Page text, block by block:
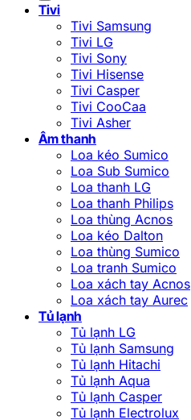
Tivi
Tivi Samsung
Tivi LG
Tivi Sony
Tivi Hisense
Tivi Casper
Tivi CooCaa
Tivi Asher
Âm thanh
Loa kéo Sumico
Loa Sub Sumico
Loa thanh LG
Loa thanh Philips
Loa thùng Acnos
Loa kéo Dalton
Loa thùng Sumico
Loa tranh Sumico
Loa xách tay Acnos
Loa xách tay Aurec
Tủ lạnh
Tủ lạnh LG
Tủ lạnh Samsung
Tủ lạnh Hitachi
Tủ lạnh Aqua
Tủ lạnh Casper
Tủ lạnh Electrolux